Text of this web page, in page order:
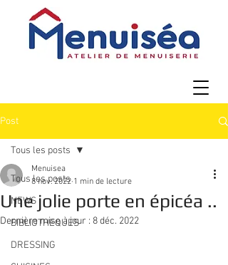
Post
Tous les posts
NEWS
BIBLIOTHEQUES
DRESSING
Tous les posts
Une jolie porte en épicéa ..
Menuisea
8 nov. 2022 1 min de lecture
Dernière mise à jour : 8 déc. 2022